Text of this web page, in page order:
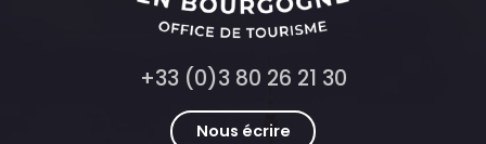
+33 (0)3 80 26 21 30
Nous écrire